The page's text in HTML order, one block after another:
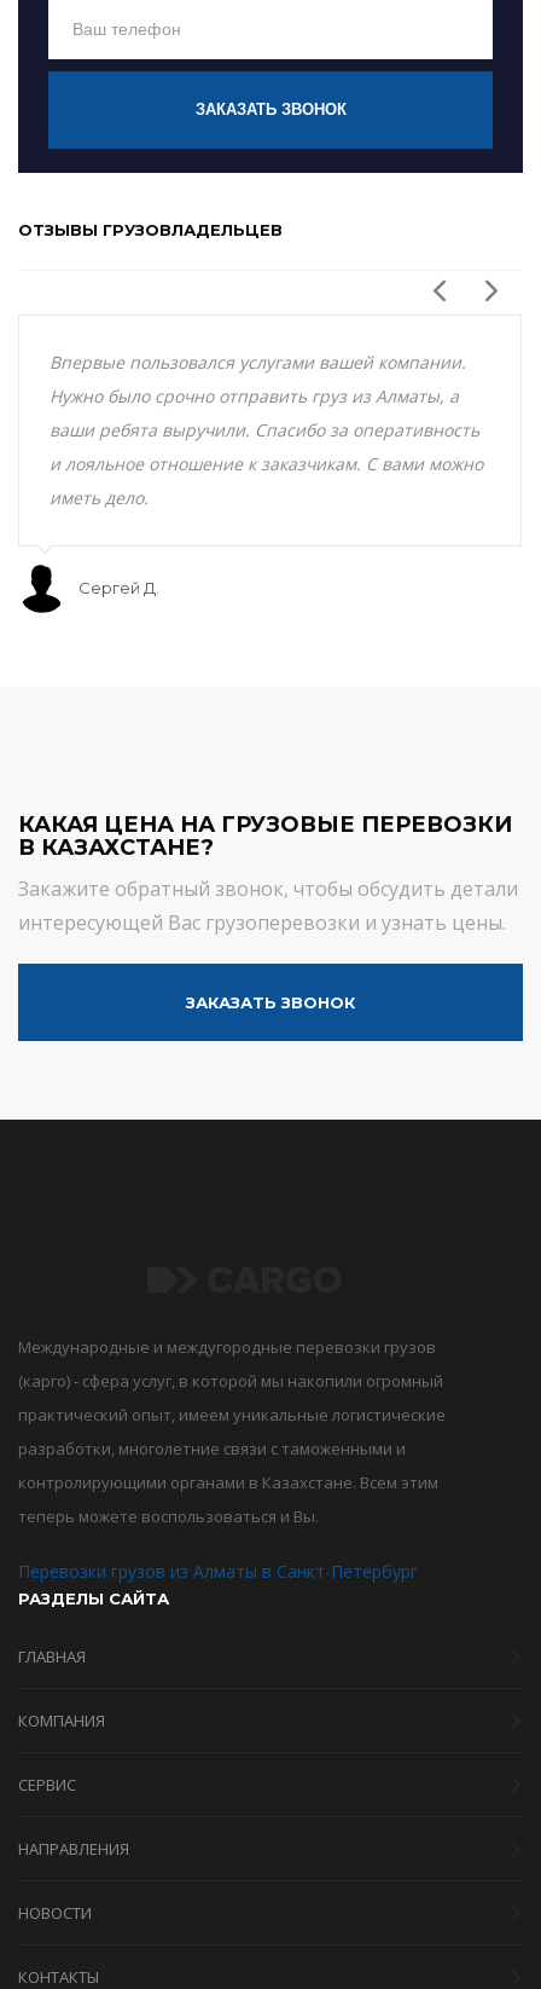
ЗАКАЗАТЬ ЗВОНОК
ОТЗЫВЫ ГРУЗОВЛАДЕЛЬЦЕВ
Впервые пользовался услугами вашей компании.
Нужно было срочно отправить груз из Алматы, а
ваши ребята выручили. Спасибо за оперативность
и лояльное отношение к заказчикам. С вами можно
иметь дело.
Сергей Д.
КАКАЯ ЦЕНА НА ГРУЗОВЫЕ ПЕРЕВОЗКИ
В КАЗАХСТАНЕ?
Закажите обратный звонок, чтобы обсудить детали
интересующей Вас грузоперевозки и узнать цены.
ЗАКАЗАТЬ ЗВОНОК
Международные и междугородные перевозки грузов
(карго) - сфера услуг, в которой мы накопили огромный
практический опыт, имеем уникальные логистические
разработки, многолетние связи с таможенными и
контролирующими органами в Казахстане. Всем этим
теперь можете воспользоваться и Вы.
Перевозки грузов из Алматы в Санкт-Петербург
РАЗДЕЛЫ САЙТА
ГЛАВНАЯ
КОМПАНИЯ
СЕРВИС
НАПРАВЛЕНИЯ
НОВОСТИ
КОНТАКТЫ